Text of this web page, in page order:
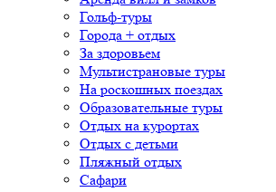
Гольф-туры
Города + отдых
За здоровьем
Мультистрановые туры
На роскошных поездах
Образовательные туры
Отдых на курортах
Отдых с детьми
Пляжный отдых
Сафари